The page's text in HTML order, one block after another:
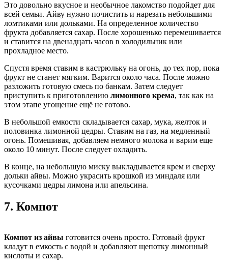
Это довольно вкусное и необычное лакомство подойдет для
всей семьи. Айву нужно почистить и нарезать небольшими
ломтиками или дольками. На определенное количество
фрукта добавляется сахар. После хорошенько перемешивается
и ставится на двенадцать часов в холодильник или
прохладное место.
Спустя время ставим в кастрюльку на огонь, до тех пор, пока
фрукт не станет мягким. Варится около часа. После можно
разложить готовую смесь по банкам. Затем следует
приступить к приготовлению лимонного крема, так как на
этом этапе угощение ещё не готово.
В небольшой емкости складывается сахар, мука, желток и
половинка лимонной цедры. Ставим на газ, на медленный
огонь. Помешивая, добавляем немного молока и варим еще
около 10 минут. После следует охладить.
В конце, на небольшую миску выкладывается крем и сверху
дольки айвы. Можно украсить крошкой из миндаля или
кусочками цедры лимона или апельсина.
7. Компот
Компот из айвы готовится очень просто. Готовый фрукт
кладут в емкость с водой и добавляют щепотку лимонный
кислоты и сахар.